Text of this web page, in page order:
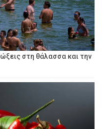
στη θάλασσα και την